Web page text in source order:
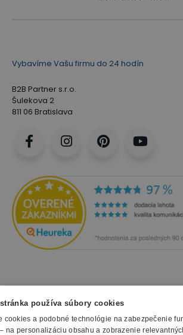
Vybavíme Vašu firmu do 24 hodín
B2B Partner s.r.o.
Šulekova 2
811 06 Bratislava
NAKUPOVANIE
Všetko o nákupe
používa súbory cookies
cookies a podobné technológie na zabezpečenie
na personalizáciu obsahu a zobrazenie